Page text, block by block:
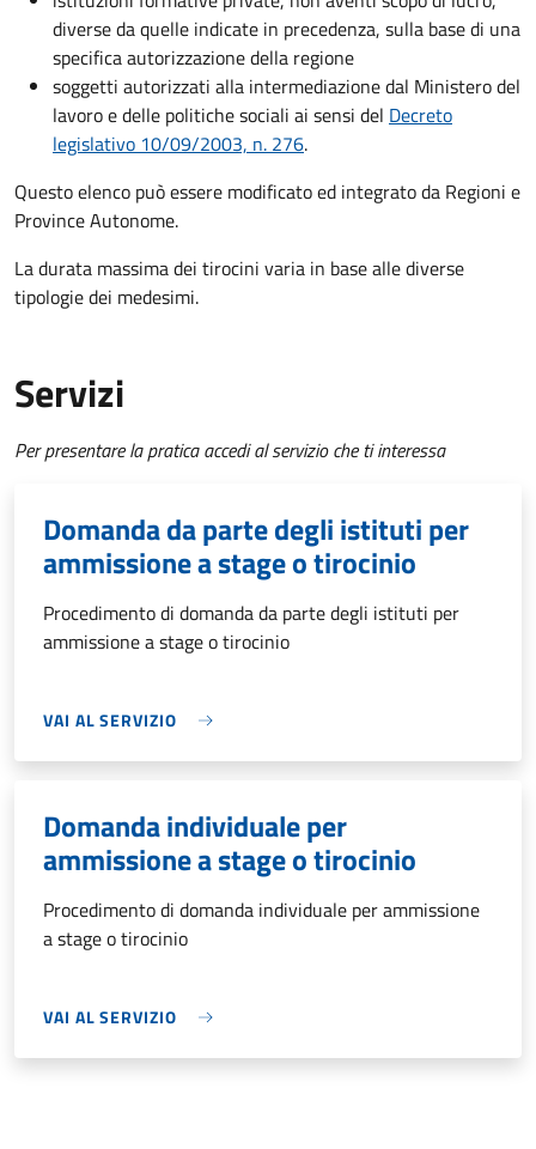
diverse da quelle indicate in precedenza, sulla base di una
specifica autorizzazione della regione
soggetti autorizzati alla intermediazione dal Ministero del
lavoro e delle politiche sociali ai sensi del Decreto
legislativo 10/09/2003, n. 276.
Questo elenco può essere modificato ed integrato da Regioni e
Province Autonome.
La durata massima dei tirocini varia in base alle diverse
tipologie dei medesimi.
Servizi
Per presentare la pratica accedi al servizio che ti interessa
Domanda da parte degli istituti per
ammissione a stage o tirocinio
Procedimento di domanda da parte degli istituti per
ammissione a stage o tirocinio
VAI AL SERVIZIO
Domanda individuale per
ammissione a stage o tirocinio
Procedimento di domanda individuale per ammissione
a stage o tirocinio
VAI AL SERVIZIO